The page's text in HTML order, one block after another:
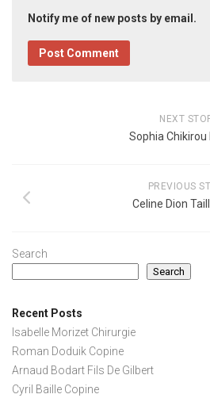
Notify me of new posts by email.
NEXT
Sophia Chikirou
PREVIOUS
Celine Dion
Search
Search
Recent Posts
Isabelle Morizet Chirurgie
Roman Doduik Copine
Arnaud Bodart Fils De Gilbert
Cyril Baille Copine